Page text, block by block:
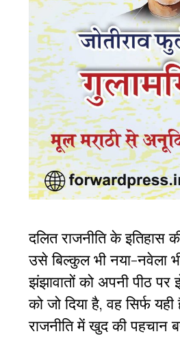
दलित राजनीति के
उसे बिल्कुल भी नया-नवेला
झंझावातों को अपनी पीठ
को जो दिया है, वह सिर्फ
राजनीति में खुद की पहचान